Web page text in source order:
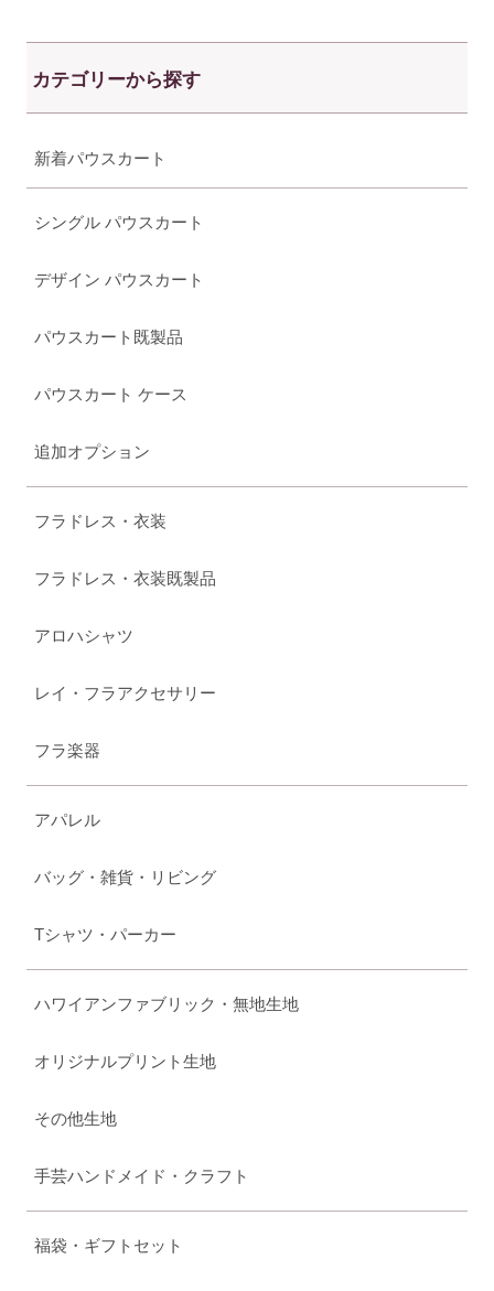
カテゴリーから探す
新着パウスカート
シングル パウスカート
デザイン パウスカート
パウスカート既製品
パウスカート ケース
追加オプション
フラドレス・衣装
フラドレス・衣装既製品
アロハシャツ
レイ・フラアクセサリー
フラ楽器
アパレル
バッグ・雑貨・リビング
Tシャツ・パーカー
ハワイアンファブリック・無地生地
オリジナルプリント生地
その他生地
手芸ハンドメイド・クラフト
福袋・ギフトセット